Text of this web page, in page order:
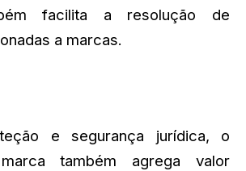
facilita a resolução de
a marcas.
e segurança jurídica, o
também agrega valor